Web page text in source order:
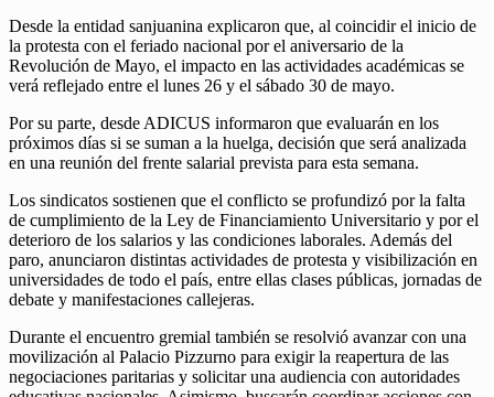
Desde la entidad sanjuanina explicaron que, al coincidir el inicio de
la protesta con el feriado nacional por el aniversario de la
Revolución de Mayo, el impacto en las actividades académicas se
verá reflejado entre el lunes 26 y el sábado 30 de mayo.
Por su parte, desde ADICUS informaron que evaluarán en los
próximos días si se suman a la huelga, decisión que será analizada
en una reunión del frente salarial prevista para esta semana.
Los sindicatos sostienen que el conflicto se profundizó por la falta
de cumplimiento de la Ley de Financiamiento Universitario y por el
deterioro de los salarios y las condiciones laborales. Además del
paro, anunciaron distintas actividades de protesta y visibilización en
universidades de todo el país, entre ellas clases públicas, jornadas de
debate y manifestaciones callejeras.
Durante el encuentro gremial también se resolvió avanzar con una
movilización al Palacio Pizzurno para exigir la reapertura de las
negociaciones paritarias y solicitar una audiencia con autoridades